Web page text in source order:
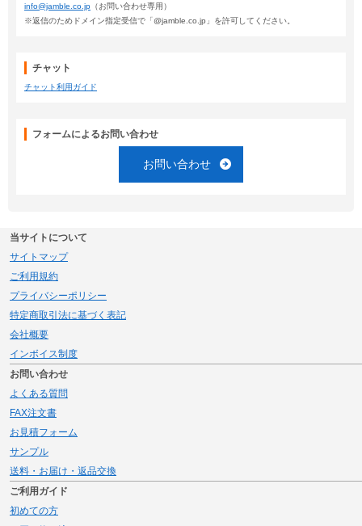
info@jamble.co.jp （お問い合わせ専用）
※返信のためドメイン指定受信で「@jamble.co.jp」を許可してください。
チャット
チャット利用ガイド
フォームによるお問い合わせ
お問い合わせ
当サイトについて
サイトマップ
ご利用規約
プライバシーポリシー
特定商取引法に基づく表記
会社概要
インボイス制度
お問い合わせ
よくある質問
FAX注文書
お見積フォーム
サンプル
送料・お届け・返品交換
ご利用ガイド
初めての方